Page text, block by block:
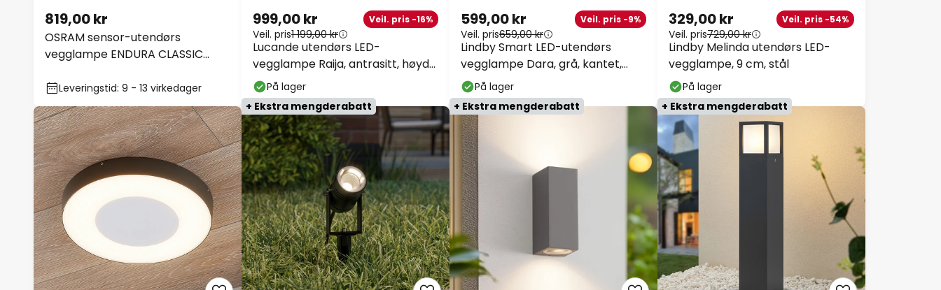
OSRAM sensor-utendørs
vegglampe ENDURA CLASSIC
819,00 kr
Leveringstid: 9 - 13 virkedager
Lucande utendørs LED-
vegglampe Raija, antrasitt, høyde
40 cm, CCT
999,00 kr Veil. pris -16%
Veil. pris1 199,00 kr
På lager
Lindby Smart LED-utendørs
vegglampe Dara, grå, kantet,
CCT RGB, Tuya
599,00 kr Veil. pris -9%
Veil. pris659,00 kr
På lager
Lindby Melinda utendørs LED-
vegglampe, 9 cm, stål
329,00 kr Veil. pris -54%
Veil. pris729,00 kr
På lager
+ Ekstra mengderabatt + Ekstra mengderabatt + Ekstra mengderabatt